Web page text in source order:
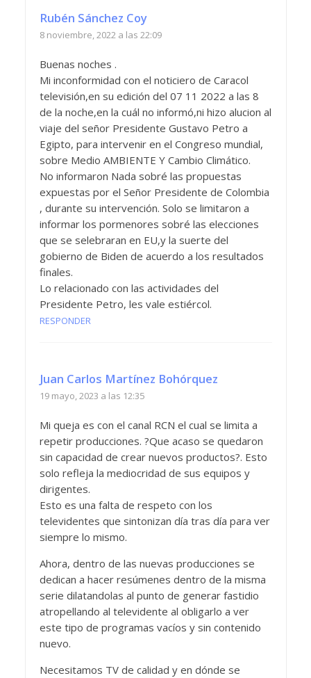
Rubén Sánchez Coy
8 noviembre, 2022 a las 22:09
Buenas noches .
Mi inconformidad con el noticiero de Caracol
televisión,en su edición del 07 11 2022 a las 8
de la noche,en la cuál no informó,ni hizo alucion al
viaje del señor Presidente Gustavo Petro a
Egipto, para intervenir en el Congreso mundial,
sobre Medio AMBIENTE Y Cambio Climático.
No informaron Nada sobré las propuestas
expuestas por el Señor Presidente de Colombia
, durante su intervención. Solo se limitaron a
informar los pormenores sobré las elecciones
que se selebraran en EU,y la suerte del
gobierno de Biden de acuerdo a los resultados
finales.
Lo relacionado con las actividades del
Presidente Petro, les vale estiércol.
RESPONDER
Juan Carlos Martínez Bohórquez
19 mayo, 2023 a las 12:35
Mi queja es con el canal RCN el cual se limita a
repetir producciones. ?Que acaso se quedaron
sin capacidad de crear nuevos productos?. Esto
solo refleja la mediocridad de sus equipos y
dirigentes.
Esto es una falta de respeto con los
televidentes que sintonizan día tras día para ver
siempre lo mismo.
Ahora, dentro de las nuevas producciones se
dedican a hacer resúmenes dentro de la misma
serie dilatandolas al punto de generar fastidio
atropellando al televidente al obligarlo a ver
este tipo de programas vacíos y sin contenido
nuevo.
Necesitamos TV de calidad y en dónde se